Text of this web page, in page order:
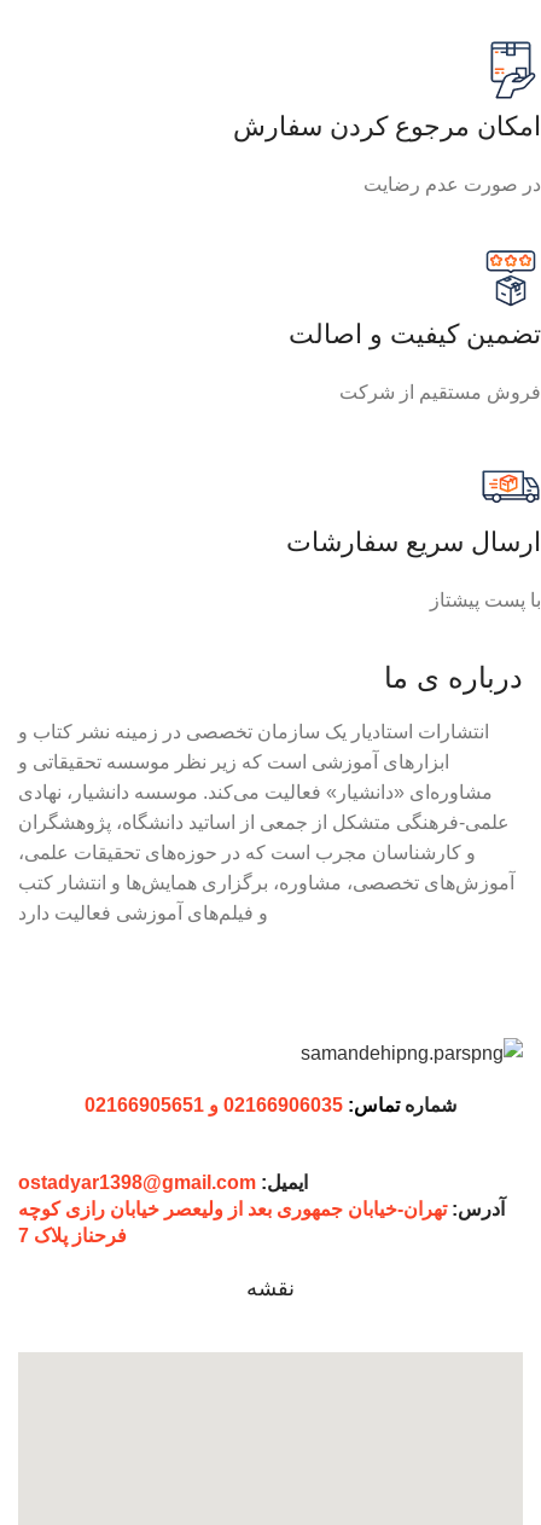
امکان مرجوع کردن سفارش
در صورت عدم رضایت
تضمین کیفیت و اصالت
فروش مستقیم از شرکت
ارسال سریع سفارشات
با پست پیشتاز
درباره ی ما
انتشارات استادیار یک سازمان تخصصی در زمینه نشر کتاب و
ابزارهای آموزشی است که زیر نظر موسسه تحقیقاتی و
مشاوره‌ای «دانشیار» فعالیت می‌کند. موسسه دانشیار، نهادی
علمی-فرهنگی متشکل از جمعی از اساتید دانشگاه، پژوهشگران
و کارشناسان مجرب است که در حوزه‌های تحقیقات علمی،
آموزش‌های تخصصی، مشاوره، برگزاری همایش‌ها و انتشار کتب
و فیلم‌های آموزشی فعالیت دارد
شمارهتماس: 02166906035 و 02166905651
ایمیل: ostadyar1398@gmail.com
آدرس:تهران-خیابان جمهوری بعد از ولیعصر خیابان رازی کوچه
فرحناز پلاک 7
نقشه